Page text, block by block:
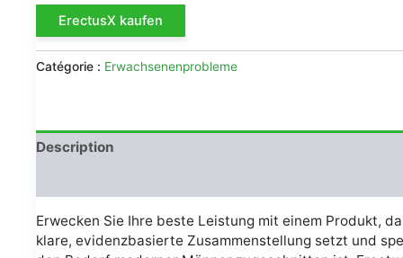
prix
initial
était :
actuel
est :
ErectusX kaufen
Catégorie : Erwachsenenprobleme
Description
Erwecken Sie Ihre beste Leistung mit einem Produkt,
klare, evidenzbasierte Zusammenstellung setzt und